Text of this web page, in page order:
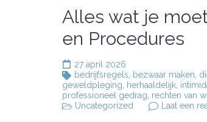
Alles wat je
en Procedures
27 april 2026
bedrijfsregels
bezwaar maken
geweldpleging
herhaaldelijk
professioneel gedrag rechten van
Uncategorized
Laat een